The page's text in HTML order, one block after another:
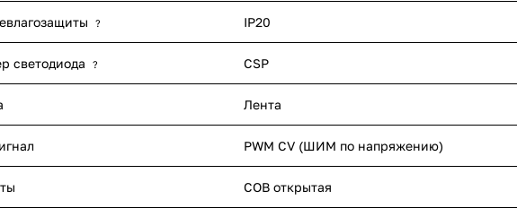
? IP20
светодиода ? CSP
Лента
PWM СV (ШИМ по напряжению)
COB открытая